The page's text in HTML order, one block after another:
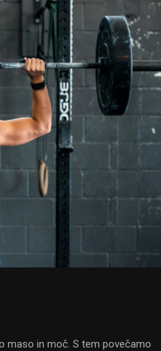
maso in moč. S tem povečamo